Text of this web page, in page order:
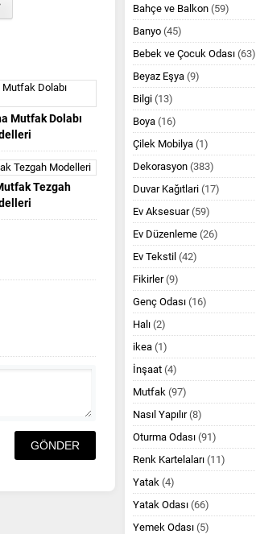
Mutfak Dolabı
Tezgah
Bahçe ve Balkon (59)
Banyo (45)
Bebek ve Çocuk Odası (63)
Beyaz Eşya (9)
Bilgi (13)
Boya (16)
Çilek Mobilya (1)
Dekorasyon (383)
Duvar Kağıtlari (17)
Ev Aksesuar(59)
Ev Düzenleme (26)
Ev Tekstil (42)
Fikirler(9)
Genç Odası (16)
Halı (2)
ikea (1)
İnşaat (4)
Mutfak (97)
Nasıl Yapılır(8)
Oturma Odası (91)
Renk Kartelaları (11)
Yatak (4)
Yatak Odası (66)
Yemek Odası (5)